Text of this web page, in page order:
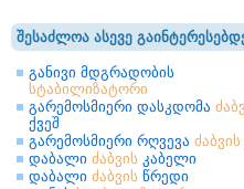
შესაძლოა ასევე
განივი მდგრადობის
სტაბილიზატორი
გარემოსმიერი დასკდომა
ქვეშ
გარემოსმიერი რღვევა ძაბვის
დაბალი ძაბვის კაბელი
დაბალი ძაბვის წრედი